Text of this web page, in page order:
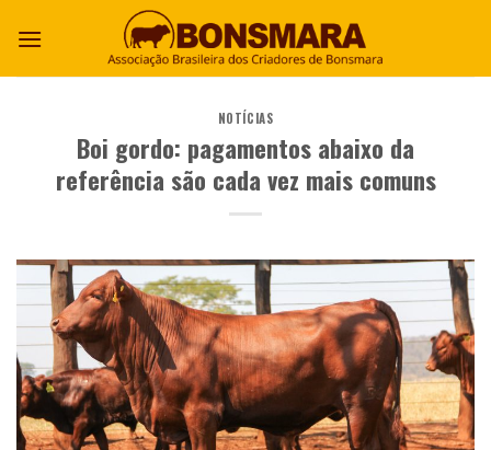
NOTÍCIAS
Boi gordo: pagamentos abaixo da
referência são cada vez mais comuns